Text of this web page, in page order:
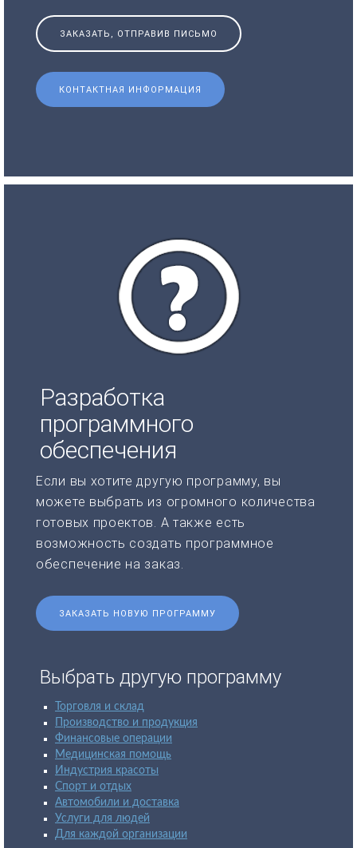
ЗАКАЗАТЬ, ОТПРАВИВ ПИСЬМО
КОНТАКТНАЯ ИНФОРМАЦИЯ
Разработка
программного
обеспечения
Если вы хотите другую программу, вы
можете выбрать из огромного количества
готовых проектов. А также есть
возможность создать программное
обеспечение на заказ.
ЗАКАЗАТЬ НОВУЮ ПРОГРАММУ
Выбрать другую программу
Торговля и склад
Производство и продукция
Финансовые операции
Медицинская помощь
Индустрия красоты
Спорт и отдых
Автомобили и доставка
Услуги для людей
Для каждой организации